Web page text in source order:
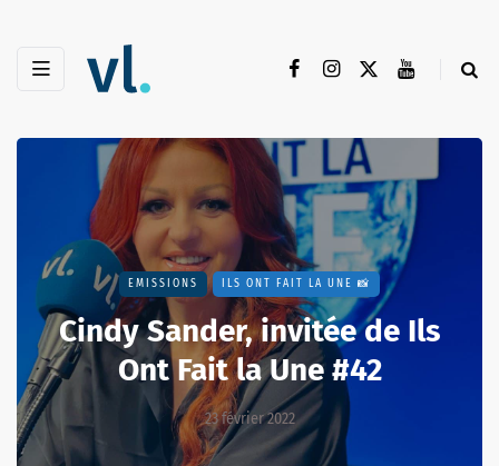
EMISSIONS ILS ONT FAIT LA UNE 📸
Cindy Sander, invitée de Ils
Ont Fait la Une #42
23 février 2022